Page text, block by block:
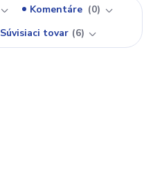
Komentáre
0
Súvisiaci tovar 6